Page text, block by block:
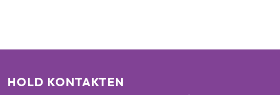
HOLD KONTAKTEN